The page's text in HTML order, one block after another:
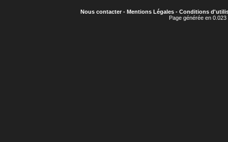
Nous contacter- Mentions Légales- Conditions
Page générée en